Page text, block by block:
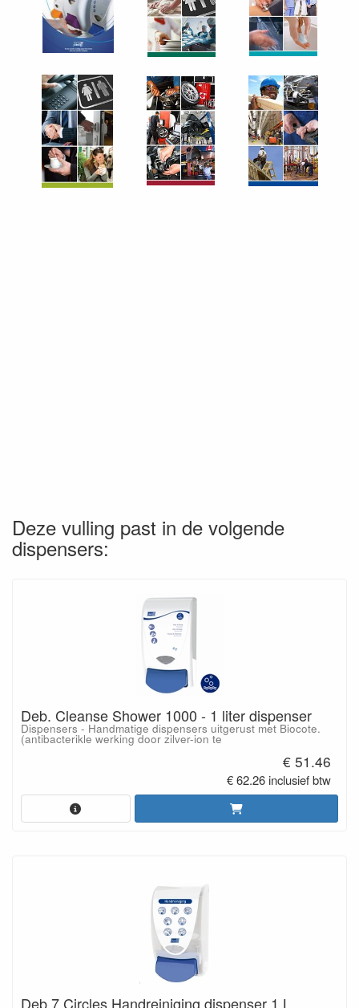
Deze vulling past in de volgende
dispensers:
Deb. Cleanse Shower 1000 - 1 liter dispenser
Dispensers - Handmatige dispensers uitgerust met Biocote.
(antibacterikle werking door zilver-ion te
€ 51.46
€ 62.26 inclusief btw
Deb 7 Circles Handreiniging dispenser 1 L